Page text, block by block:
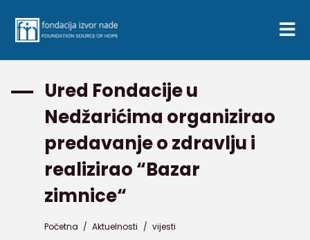
Ured Fondacije u
Nedžarićima organizirao
predavanje o zdravlju i
realizirao “Bazar
zimnice“
Početna / Aktuelnosti / vijesti